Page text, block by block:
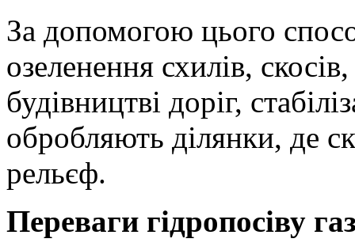
За допомогою цього
озеленення схилів,
будівництві доріг,
обробляють ділянки, де
рельєф.
Переваги гідропосіву